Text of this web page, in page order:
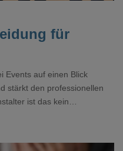
für
Events auf einen Blick
stärkt den professionellen
ist das kein
oder mehreren